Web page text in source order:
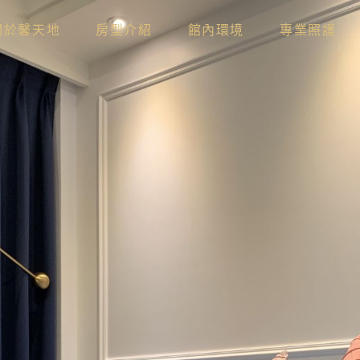
於馨天地 房型介紹 館內環境 專業照護